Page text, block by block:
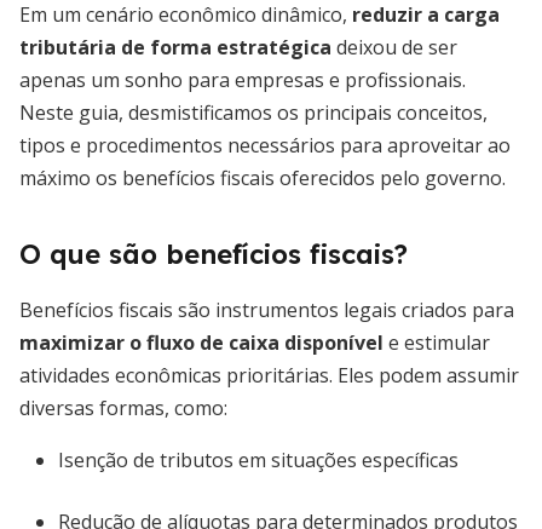
Em um cenário econômico dinâmico, reduzir a carga
tributária de forma estratégica deixou de ser
apenas um sonho para empresas e profissionais.
Neste guia, desmistificamos os principais conceitos,
tipos e procedimentos necessários para aproveitar ao
máximo os benefícios fiscais oferecidos pelo governo.
O que são benefícios fiscais?
Benefícios fiscais são instrumentos legais criados para
maximizar o fluxo de caixa disponível e estimular
atividades econômicas prioritárias. Eles podem assumir
diversas formas, como:
Isenção de tributos em situações específicas
Redução de alíquotas para determinados produtos